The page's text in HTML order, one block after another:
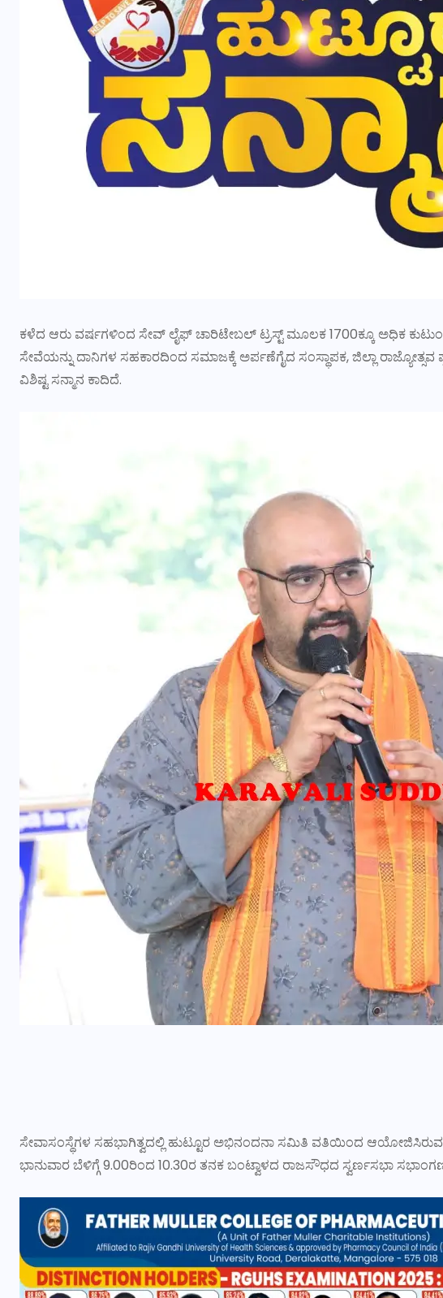
ಕಳೆದ ಆರು ವರ್ಷಗಳಿಂದ ಸೇವ್ ಲೈಫ್ ಚಾರಿಟೇಬಲ್ ಟ್ರಸ್ಟ್ ಮೂಲಕ 1700ಕ್ಕೂ ಅಧಿಕ
ಸೇವೆಯನ್ನು ದಾನಿಗಳ ಸಹಕಾರದಿಂದ ಸಮಾಜಕ್ಕೆ ಅರ್ಪಣೆಗೈದ ಸಂಸ್ಥಾಪಕ, ಜಿಲ್ಲಾ
ವಿಶಿಷ್ಟ ಸನ್ಮಾನ ಕಾದಿದೆ.
ಸೇವಾಸಂಸ್ಥೆಗಳ ಸಹಭಾಗಿತ್ವದಲ್ಲಿ ಹುಟ್ಟೂರ ಅಭಿನಂದನಾ ಸಮಿತಿ ವತಿಯಿಂದ
ಭಾನುವಾರ ಬೆಳಿಗ್ಗೆ 9.00ರಿಂದ 10.30ರ ತನಕ ಬಂಟ್ವಾಳದ ರಾಜಸೌಧದ ಸ್ವರ್ಣಸಭಾ